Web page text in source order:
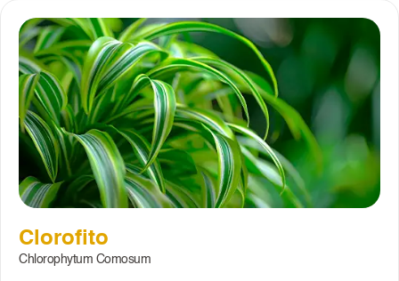
Clorofito
Chlorophytum Comosum